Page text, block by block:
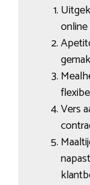
Vers